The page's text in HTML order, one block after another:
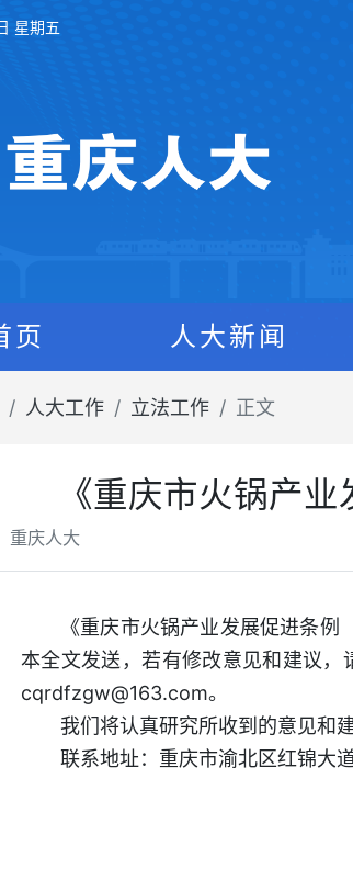
星期五
页 人大新闻
人大工作 立法工作 正文
《重庆市火锅产
重庆人大
《重庆市火锅产业发展促进条
本全文发送，若有修改意见和建议
cqrdfzgw@163.com。
我们将认真研究所收到的意见和建
联系地址：重庆市渝北区红锦大